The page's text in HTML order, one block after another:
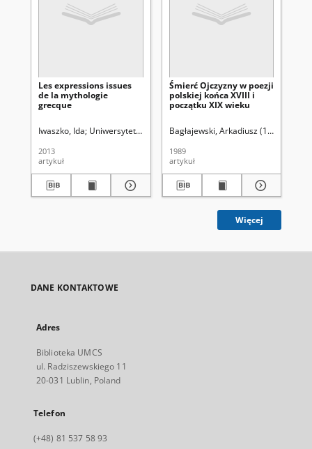
Les expressions issues
de la mythologie
grecque
Iwaszko, Ida Uniwersytet Marii Curie-Skłodowskiej (Lublin). Instytut
2013
artykuł
Śmierć Ojczyzny w poezji
polskiej końca XVIII i
początku XIX wieku
Bagłajewski, Arkadiusz (1962- ).
1989
artykuł
Więcej
DANE KONTAKTOWE
Adres
Biblioteka UMCS
ul. Radziszewskiego 11
20-031 Lublin, Poland
Telefon
(+48) 81 537 58 93